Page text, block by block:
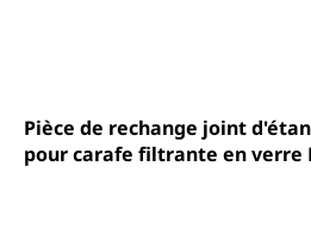
Pièce de rechange joint
pour carafe filtrante en verre